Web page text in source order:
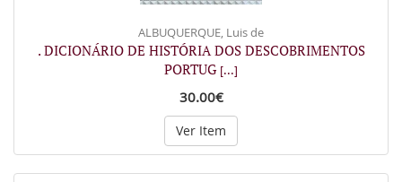
ALBUQUERQUE, Luis de
. DICIONÁRIO DE HISTÓRIA DOS DESCOBRIMENTOS
PORTUG [...]
30.00€
Ver Item